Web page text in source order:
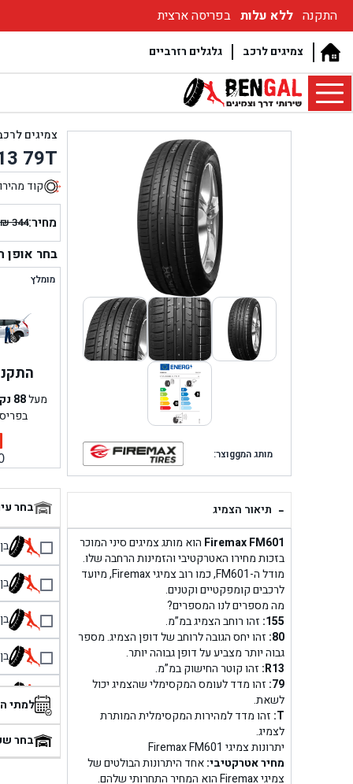
התקנה ללא עלות בפריסה ארצית
גלגלים רזרביים צמיגים לרכב
מותג המggוצר:
- תיאור הצמיג
Firemax FM601 הוא מותג צמיגים סיני המוכר
בזכות מחירו האטרקטיבי והזמינות הרחבה שלו.
מודל ה-FM601, כמו רוב צמיגי Firemax, מיועד
לרכבים קומפקטיים וקטנים.
מה מספרים לנו המספרים?
155: זהו רוחב הצמיג במ”מ.
80: זהו יחס הגובה לרוחב של דופן הצמיג. מספר
גבוה יותר מצביע על דופן גבוהה יותר.
R13: זהו קוטר החישוק במ”מ.
79: זהו מדד לעומס המקסימלי שהצמיג יכול
לשאת.
T: זהו מדד למהירות המקסימלית המותרת
לצמיג.
יתרונות צמיגי Firemax FM601
מחיר אטרקטיבי:אחד היתרונות הבולטים של
צמיגי Firemax הוא המחיר התחרותי שלהם.
צמיגים
79T
קוד
מחיר: ₪344
היה:
הוא:
בחר אופן
מומלץ
מעל88
בחר
בן
בן
בן
בן
למתי
בחר